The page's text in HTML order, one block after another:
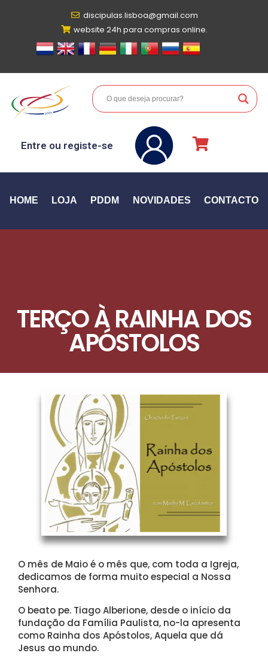
discipulas.lisboa@gmail.com
website 24h para compras online.
Entre ou registe-se
HOME LOJA PDDM NOVIDADES CONTACTO
TERÇO À RAINHA DOS
APÓSTOLOS
O mês de Maio é o mês que, com toda a Igreja,
dedicamos de forma muito especial a Nossa
Senhora.
O beato pe. Tiago Alberione, desde o início da
fundação da Família Paulista, no-la apresenta
como Rainha dos Apóstolos, Aquela que dá
Jesus ao mundo.